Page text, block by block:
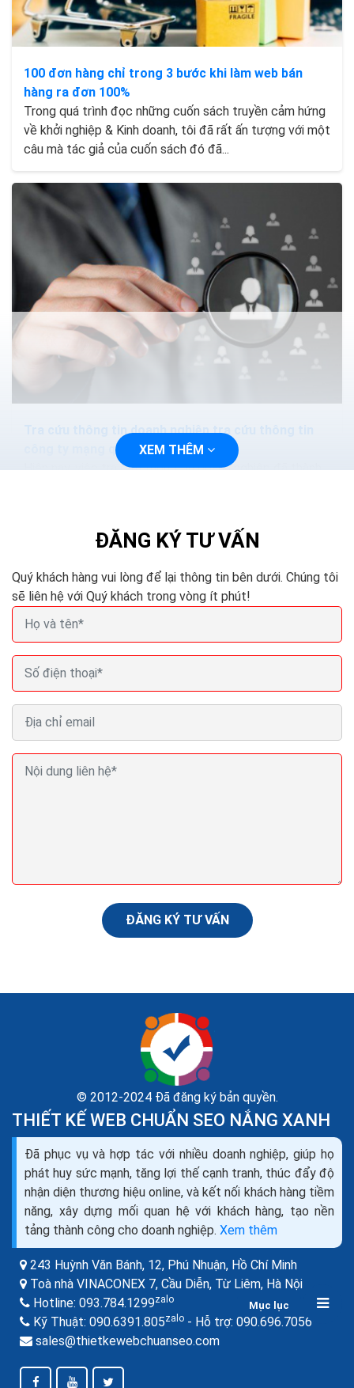
Mục lục
100 đơn hàng chỉ trong 3 bước khi làm web bán
hàng ra đơn 100%
Trong quá trình đọc những cuốn sách truyền cảm hứng
về khởi nghiệp & Kinh doanh, tôi đã rất ấn tượng với một
câu mà tác giả của cuốn sách đó đã...
Tra cứu thông tin doanh nghiệp tra cứu thông tin
công ty mạng quốc gia
Hiện nay, việc tra cứu thông tin doanh nghiệp đã thành
Cách bán hàng thiết bị vệ sinh online của hàng hiệu
quả ra đơn
Kinh doanh thiết bị vệ sinh chưa bao giờ hết nóng, thậm
trí nó còn là cơn sốt mỗi khi hè đến. Trên thị trường
thiết bị vệ sinh tại Việt Nam cùng...
XEM THÊM
ĐĂNG KÝ TƯ VẤN
Quý khách hàng vui lòng để lại thông tin bên dưới. Chúng tôi
sẽ liên hệ với Quý khách trong vòng ít phút!
ĐĂNG KÝ TƯ VẤN
© 2012-2024 Đã đăng ký bản quyền.
THIẾT KẾ WEB CHUẨN SEO NẮNG XANH
Đã phục vụ và hợp tác với nhiều doanh nghiệp, giúp họ
phát huy sức mạnh, tăng lợi thế cạnh tranh, thúc đẩy độ
nhận diện thương hiệu online, và kết nối khách hàng tiềm
năng, xây dựng mối quan hệ với khách hàng, tạo nền
tảng thành công cho doanh nghiệp. Xem thêm
243 Huỳnh Văn Bánh, 12, Phú Nhuận, Hồ Chí Minh
Toà nhà VINACONEX 7, Cầu Diễn, Từ Liêm, Hà Nội
Hotline: 093.784.1299zalo
Kỹ Thuật: 090.6391.805zalo - Hỗ trợ: 090.696.7056
sales@thietkewebchuanseo.com